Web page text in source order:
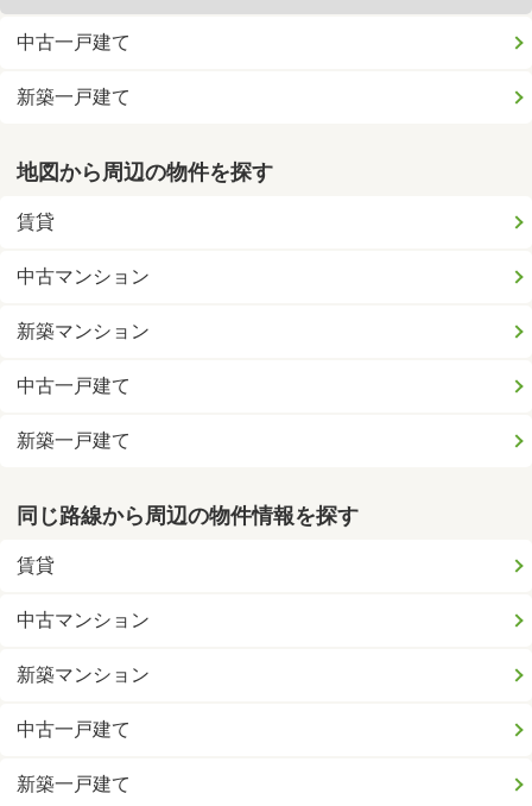
中古一戸建て
新築一戸建て
地図から周辺の物件を探す
賃貸
中古マンション
新築マンション
中古一戸建て
新築一戸建て
同じ路線から周辺の物件情報を探す
賃貸
中古マンション
新築マンション
中古一戸建て
新築一戸建て